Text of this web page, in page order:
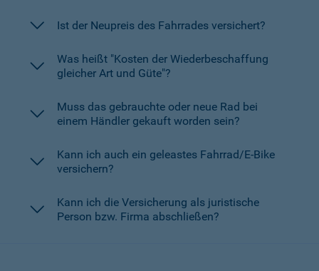
Ist der Neupreis des Fahrrades versichert?
Was heißt "Kosten der Wiederbeschaffung
gleicher Art und Güte"?
Muss das gebrauchte oder neue Rad bei
einem Händler gekauft worden sein?
Kann ich auch ein geleastes Fahrrad/E-Bike
versichern?
Kann ich die Versicherung als juristische
Person bzw. Firma abschließen?